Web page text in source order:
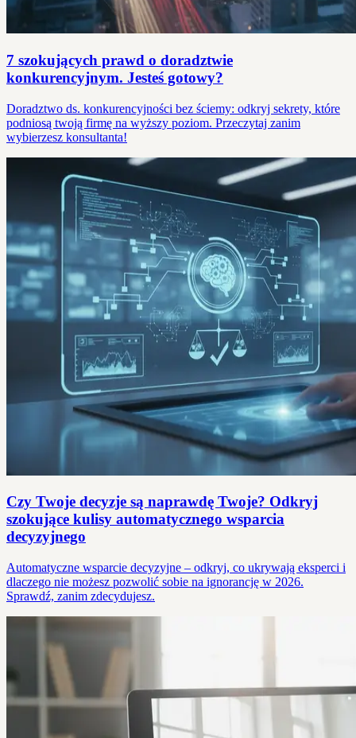
7 szokujących prawd o doradztwie
konkurencyjnym. Jesteś gotowy?
Doradztwo ds. konkurencyjności bez ściemy: odkryj sekrety, które
podniosą twoją firmę na wyższy poziom. Przeczytaj zanim
wybierzesz konsultanta!
Czy Twoje decyzje są naprawdę Twoje? Odkryj
szokujące kulisy automatycznego wsparcia
decyzyjnego
Automatyczne wsparcie decyzyjne – odkryj, co ukrywają eksperci i
dlaczego nie możesz pozwolić sobie na ignorancję w 2026.
Sprawdź, zanim zdecydujesz.